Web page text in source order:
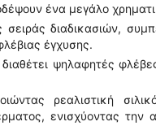
ένα μεγάλο
σειράς διαδικασιών,
έγχυσης.
ψηλαφητές
ρεαλιστική
ενισχύοντας την